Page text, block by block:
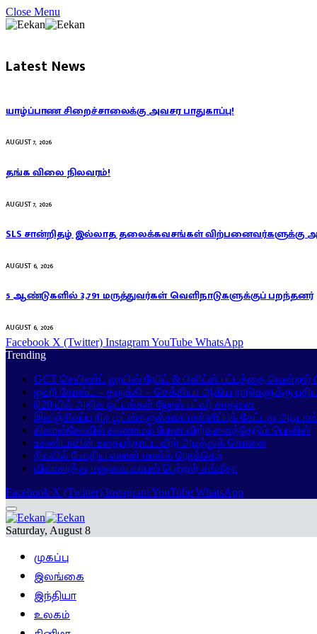
Close Menu
Latest News
யாழ்ப்பாண சிறைச்சாலைக்கு அவசர பாதுகாப்பு!
AUGUST 7, 2026
தங்க விலை நிலவரம்!
AUGUST 7, 2026
SLS சான்றிதழ் இல்லாத தலைக்கவசங்கள் விற்பனைவர்களுக்கு
AUGUST 6, 2026
5 ஆண்டுகளில் 3,791 மருத்துவர்கள் வெளிநாடுகளுக்குப் பறந்தனர்
AUGUST 6, 2026
Facebook X (Twitter) InstagramYouTube WhatsApp
Trending
GCT செயிண்ட் லூயிஸ் ரேபிட் & பிளிட்ஸ் பட்டத்தை வென்றார்
ஐவரி கோஸ்ட் – துருக்கி – செக்கியா ஆகிய நாடுகளுக்கு
ரி20 யில் அதிக ஓட்டங்கள் ஜோஸ் பட்லர் சாதனை
இளஞ்சிவப்பு நிற பூட்ஸ்களுக்காக மன்னிப்புக் கேட்டது
கிளாஸ்கோவில் காணாமல் போன வீரர்களைத்தேடும் பொலிஸ்
உகண்டாவின் உதைபந்தாட்ட வீரர் அடித்துக் கொலை
நிலவில் மோதிய எலான் மாஸ்க் ரொக்கெற்
விவாகரத்து மனுவை வாபஸ் பெற்றார் சங்கீதா
Facebook X (Twitter) InstagramYouTube WhatsApp
Saturday, August 8
முகப்பு
இலங்கை
இந்தியா
உலகம்